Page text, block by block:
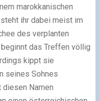
marokkanischen
ihr dabei meist im
des verplanten
das Treffen völlig
kippt sie
seines Sohnes
Namen